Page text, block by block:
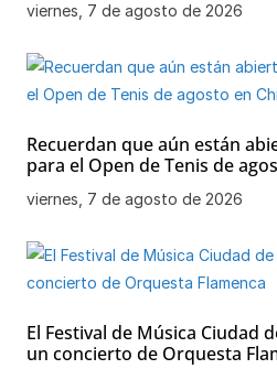
viernes, 7 de agosto de 2026
Recuerdan que aún están
para el Open de Tenis de
viernes, 7 de agosto de 2026
El Festival de Música Ciudad
un concierto de Orquesta